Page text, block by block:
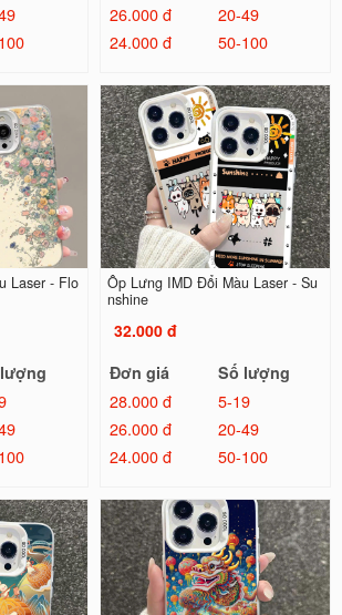
26.000 đ
20-49
24.000 đ
50-100
Laser - Flo
Ốp Lưng IMD Đổi Màu Laser - Su
nshine
32.000 đ
Đơn giá
Số lượng
28.000 đ
5-19
26.000 đ
20-49
24.000 đ
50-100